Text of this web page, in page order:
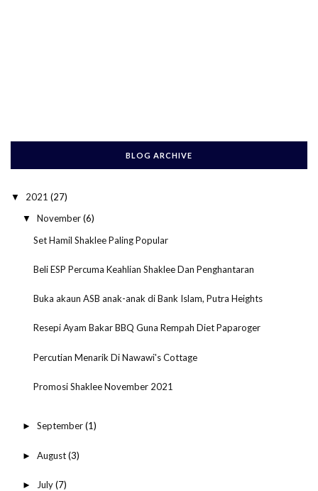
BLOG ARCHIVE
▼ 2021 (27)
▼ November(6)
Set Hamil Shaklee Paling Popular
Beli ESP Percuma Keahlian Shaklee Dan Penghantaran
Buka akaun ASB anak-anak di Bank Islam, Putra Heights
Resepi Ayam Bakar BBQ Guna Rempah Diet Paparoger
Percutian Menarik Di Nawawi's Cottage
Promosi Shaklee November 2021
► September(1)
► August(3)
► July(7)